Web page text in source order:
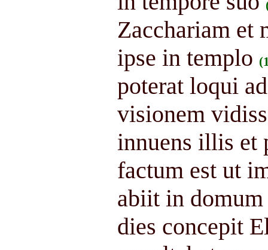
Zacchariam et
ipse in templo
poterat loqui
visionem
innuens illis et
factum est ut
abiit in domum
dies concepit